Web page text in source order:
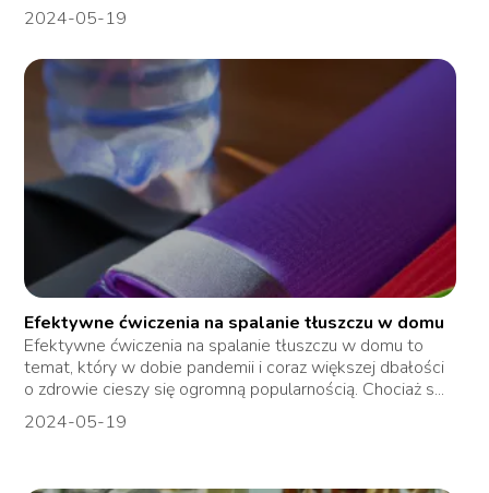
2024-05-19
Efektywne ćwiczenia na spalanie tłuszczu w domu
Efektywne ćwiczenia na spalanie tłuszczu w domu to
temat, który w dobie pandemii i coraz większej dbałości
o zdrowie cieszy się ogromną popularnością. Chociaż s...
2024-05-19